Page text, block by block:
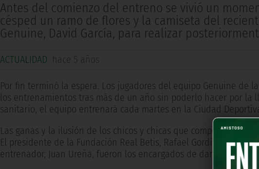
Antes del comienzo del entreno se vivió un
césped un ramo de flores y la camiseta del
Genuine, David García, para realizar
ACTUALIDAD hace 5 años
Por fin terminó la espera. Los jugadores del equipo Genuine de
los entrenamientos tras más de un año sin poderlo hacer por
sanitario, el equipo entrenará cada martes en la Ciudad
Las ganas y la ilusión de los chicos y chicas que componen el
El presidente de la Fundación Real Betis, Rafael Gordillo; el
entrenador, Juan Ureña, fueron los encargados de dar la